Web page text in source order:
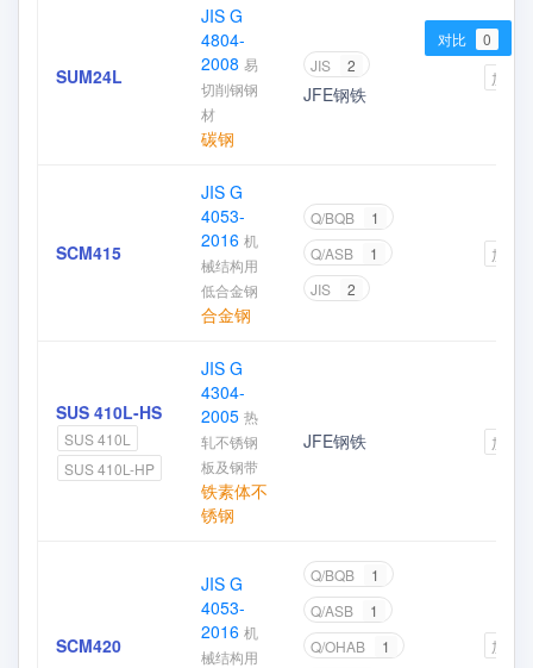
SUM24L
JIS G
4804-
2008 易
切削钢钢
材
碳钢
JIS 2
JFE钢铁
加入
SCM415
JIS G
4053-
2016 机
械结构用
低合金钢
合金钢
Q/BQB
1
Q/ASB
1
JIS
2
加入
SUS 410L-HS
SUS 410L
SUS 410L-HP
JIS G
4304-
2005 热
轧不锈钢
板及钢带
铁素体不
锈钢
JFE钢铁 加入
SCM420
JIS G
4053-
2016 机
械结构用
Q/BQB
1
Q/ASB
1
Q/OHAB
1
加入
对比 0